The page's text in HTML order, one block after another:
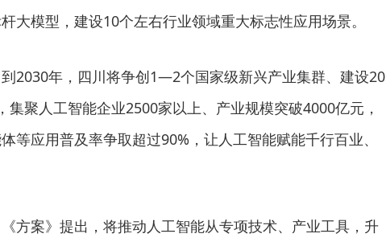
大模型，建设10个左右行业领域重大标志性应用场景。
2030年，四川将争创1—2个国家级新兴产业集群、建设20
集聚人工智能企业2500家以上、产业规模突破4000亿元，
等应用普及率争取超过90%，让人工智能赋能千行百业、
方案》提出，将推动人工智能从专项技术、产业工具，升